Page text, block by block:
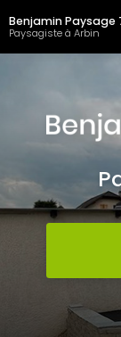
au
contenu
principal
Benjamin Paysage
Paysagiste à Arbin